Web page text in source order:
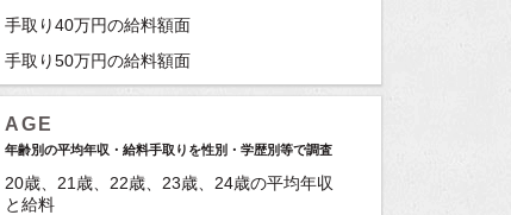
手取り40万円の給料額面
手取り50万円の給料額面
AGE
年齢別の平均年収・給料手取りを性別・学歴別等で調査
20歳、21歳、22歳、23歳、24歳の平均年収
と給料